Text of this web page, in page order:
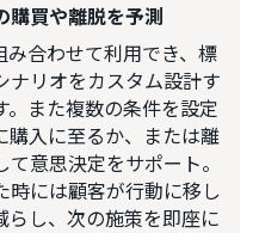
購買や離脱を予測
合わせて利用でき、標
ナリオをカスタム設計す
。また複数の条件を設定
購入に至るか、または離
意思決定をサポート。
時には顧客が行動に移し
らし、次の施策を即座に